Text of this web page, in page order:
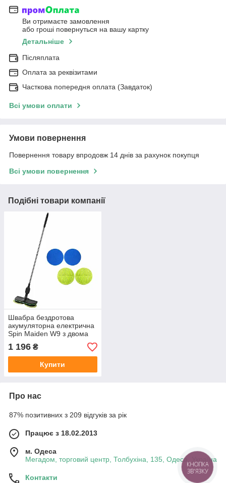
Ви отримаєте замовлення
або гроші повернуться на вашу картку
Детальніше
Післяплата
Оплата за реквізитами
Часткова попередня оплата (Завдаток)
Всі умови оплати
Умови повернення
Повернення товару впродовж 14 днів за рахунок покупця
Всі умови повернення
Подібні товари компанії
Швабра бездротова
акумуляторна електрична
Spin Maiden W9 з двома
1 196 ₴
Купити
Про нас
87% позитивних з 209 відгуків за рік
Працює з 18.02.2013
м. Одеса
Мегадом, торговий центр, Толбухіна, 135, Одеса, Україна
Контакти
КНОПКА
ЗВ'ЯЗКУ